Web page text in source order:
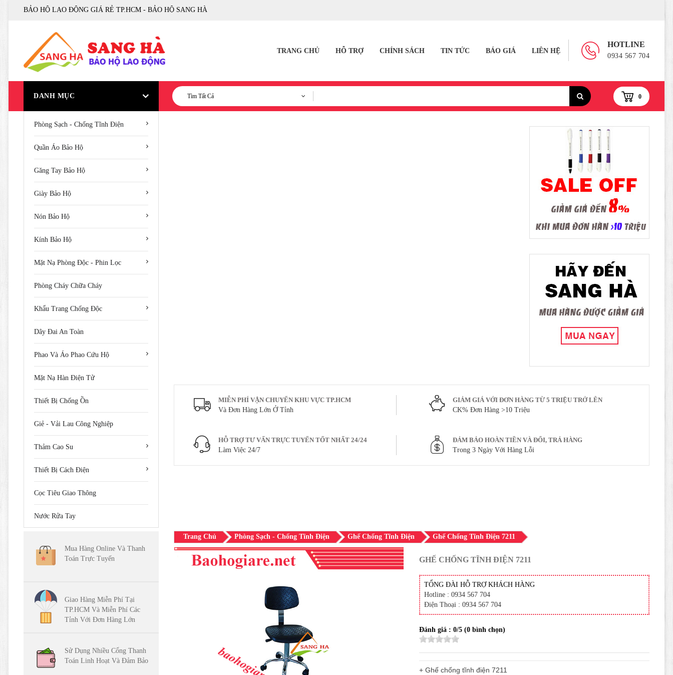
BẢO HỘ LAO ĐỘNG GIÁ RẺ TP.HCM - BẢO HỘ SANG HÀ
HOTLINE
0934 567 704
TRANG CHỦ HỖ TRỢ CHÍNH SÁCH TIN TỨC BÁO GIÁ LIÊN HỆ
DANH MỤC Tìm Tất Cả 0
Phòng Sạch - Chống Tĩnh Điện
Quần Áo Bảo Hộ
Găng Tay Bảo Hộ
Giày Bảo Hộ
Nón Bảo Hộ
Kính Bảo Hộ
Mặt Nạ Phòng Độc - Phin Lọc
Phòng Cháy Chữa Cháy
Khẩu Trang Chống Độc
Dây Đai An Toàn
Phao Và Áo Phao Cứu Hộ
Mặt Nạ Hàn Điện Tử
Thiết Bị Chống Ồn
Giẻ - Vải Lau Công Nghiệp
Thảm Cao Su
Thiết Bị Cách Điện
Cọc Tiêu Giao Thông
Nước Rửa Tay
MIỄN PHÍ VẬN CHUYỂN KHU VỰC TP.HCM
Và Đơn Hàng Lớn Ở Tỉnh
GIẢM GIÁ VỚI ĐƠN HÀNG TỪ 5 TRIỆU TRỞ LÊN
CK% Đơn Hàng >10 Triệu
HỖ TRỢ TƯ VẤN TRỰC TUYẾN TỐT NHẤT 24/24
Làm Việc 24/7
ĐẢM BẢO HOÀN TIỀN VÀ ĐỔI, TRẢ HÀNG
Trong 3 Ngày Với Hàng Lỗi
Mua Hàng Online Và Thanh
Toán Trực Tuyến
Giao Hàng Miễn Phí Tại
TP.HCM Và Miễn Phí Các
Tỉnh Với Đơn Hàng Lớn
Sử Dụng Nhiều Cổng Thanh
Toán Linh Hoạt Và Đảm Bảo
Trang Chủ Phòng Sạch - Chống Tĩnh Điện Ghế Chống Tĩnh Điện Ghế Chống Tĩnh Điện 7211
GHẾ CHỐNG TĨNH ĐIỆN 7211
TỔNG ĐÀI HỖ TRỢ KHÁCH HÀNG
Hotline : 0934 567 704
Điện Thoại : 0934 567 704
Đánh giá : 0/5 (0 bình chọn)
+ Ghế chống tĩnh điện 7211